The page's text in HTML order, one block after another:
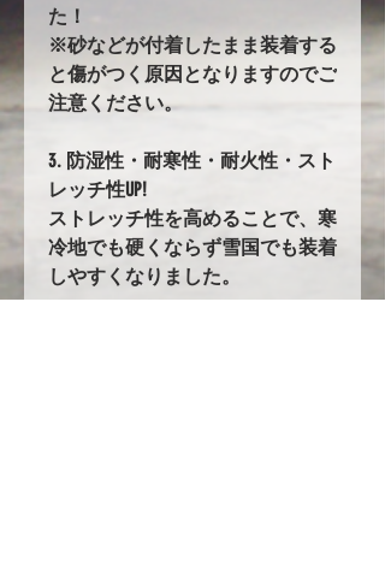
た！
※砂などが付着したまま装着する
と傷がつく原因となりますのでご
注意ください。
3. 防湿性・耐寒性・耐火性・スト
レッチ性UP!
ストレッチ性を高めることで、寒
冷地でも硬くならず雪国でも装着
しやすくなりました。